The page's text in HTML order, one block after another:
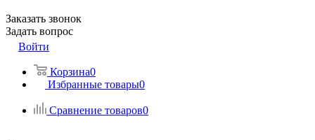
Заказать звонок
Задать вопрос
Войти
Корзина0
Избранные товары0
Сравнение товаров0